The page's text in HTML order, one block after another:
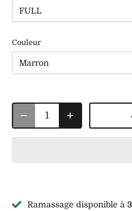
FULL
Couleur
Marron
Ramassage disponible à